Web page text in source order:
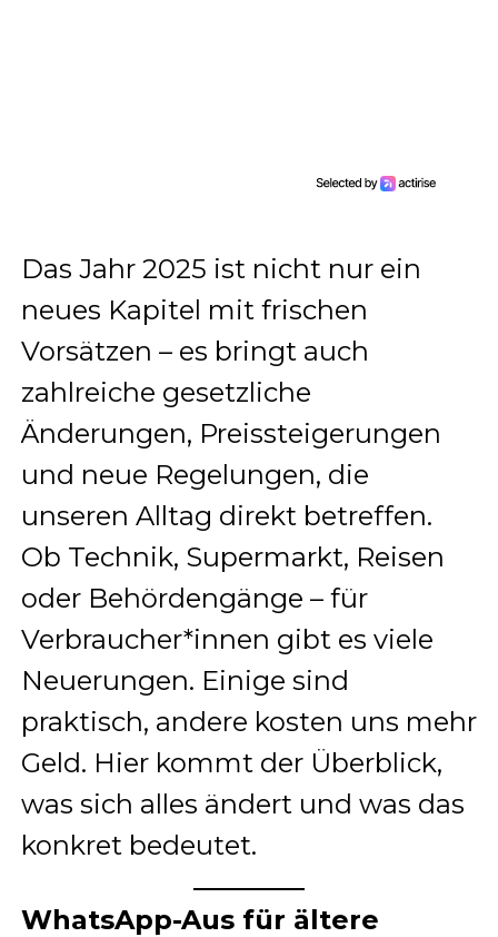
Das Jahr 2025 ist nicht nur ein
neues Kapitel mit frischen
Vorsätzen – es bringt auch
zahlreiche gesetzliche
Änderungen, Preissteigerungen
und neue Regelungen, die
unseren Alltag direkt betreffen.
Ob Technik, Supermarkt, Reisen
oder Behördengänge – für
Verbraucher*innen gibt es viele
Neuerungen. Einige sind
praktisch, andere kosten uns mehr
Geld. Hier kommt der Überblick,
was sich alles ändert und was das
konkret bedeutet.
WhatsApp-Aus für ältere